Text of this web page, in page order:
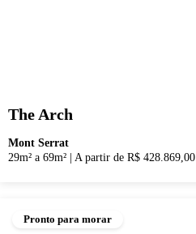
The Arch
Mont Serrat
29m² a 69m²
A partir de R$ 428.869,00
Pronto para morar